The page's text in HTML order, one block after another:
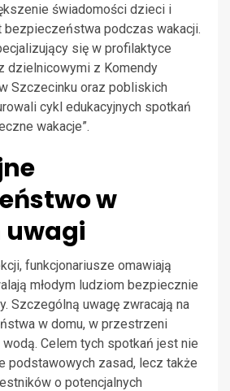
świadomości dzieci i
bezpieczeństwa podczas wakacji.
się w profilaktyce
dzielnicowymi z Komendy
Szczecinku oraz pobliskich
cykl edukacyjnych spotkań
wakacje”.
w
funkcjonariusze omawiają
młodym ludziom bezpiecznie
Szczególną uwagę zwracają na
w domu, w przestrzeni
Celem tych spotkań jest nie
podstawowych zasad, lecz także
o potencjalnych